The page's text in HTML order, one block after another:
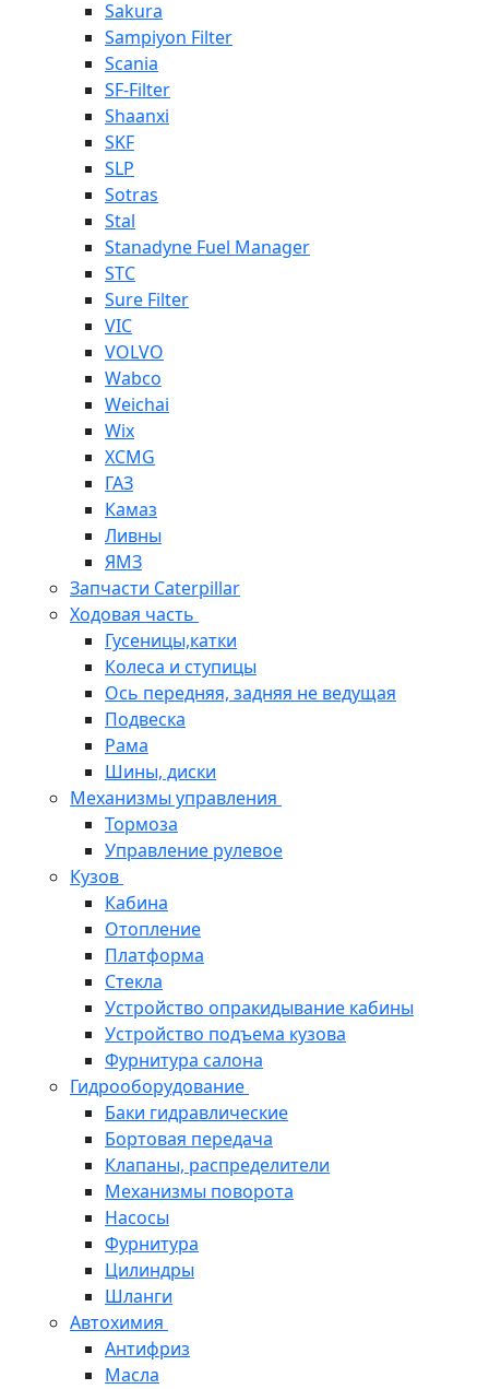
Sakura
Sampiyon Filter
Scania
SF-Filter
Shaanxi
SKF
SLP
Sotras
Stal
Stanadyne Fuel Manager
STC
Sure Filter
VIC
VOLVO
Wabco
Weichai
Wix
XCMG
ГАЗ
Камаз
Ливны
ЯМЗ
Запчасти Caterpillar
Ходовая часть
Гусеницы,катки
Колеса и ступицы
Ось передняя, задняя не ведущая
Подвеска
Рама
Шины, диски
Механизмы управления
Тормоза
Управление рулевое
Кузов
Кабина
Отопление
Платформа
Стекла
Устройство опракидывание кабины
Устройство подъема кузова
Фурнитура салона
Гидрооборудование
Баки гидравлические
Бортовая передача
Клапаны, распределители
Механизмы поворота
Насосы
Фурнитура
Цилиндры
Шланги
Автохимия
Антифриз
Масла